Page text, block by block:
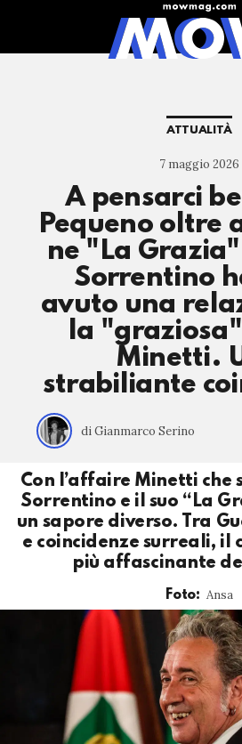
ATTUALITÀ
7 maggio 2026
A pensarci
Pequeno oltre
ne "La
Sorrentino
avuto una
la
Minetti.
strabiliante
di Gianmarco Serino
Con l’affaire Minetti che
Sorrentino e il suo “La
un sapore diverso. Tra
e coincidenze surreali, il
più affascinante
Foto: Ansa